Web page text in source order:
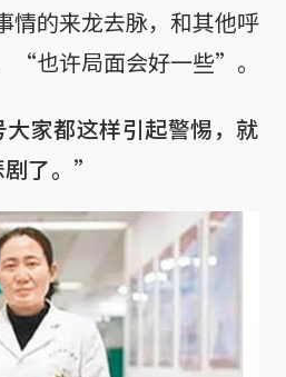
情的来龙去脉，和其他呼
“也许局面会好一些”。
大家都这样引起警惕，就
了。”